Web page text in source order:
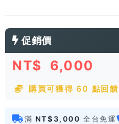
促銷價
NT$ 6,000
購買可獲得 60 點回饋
滿 NT$3,000 全台免運